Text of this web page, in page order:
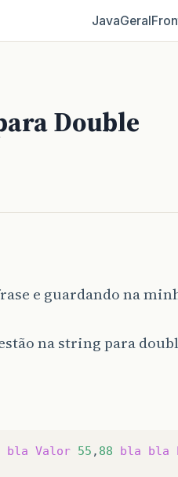
JavaGeral
Double
e guardando na
na string para
bla Valor 55 , 88 bla bla